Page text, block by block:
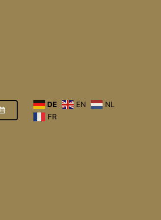
DE EN
NL
FR